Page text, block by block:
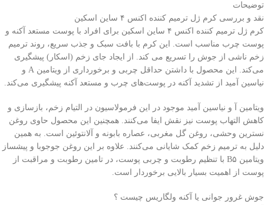
توضیحات
نقد و بررسی کرم ژل ترمیم کننده اکنس ۴ ساین اسکین
کرم ژل ترمیم کننده اکنس ۴ ساین اسکین برای افراد با پوست مستعد آکنه و
پوست چرب مناسب است. این کرم با بافت سبک و جذب سریع، روند ترمیم
زخم ناشی از جوش را تسریع می کند. از ایجاد جای زخم (اسکار) پیشگیری
می‌کند. این محصول با داشتن حداقل چربی و برخورداری از ویتامین A و
نیاسین آمید از تشدید آکنه در پوست‌های چرب و مستعد آکنه پیشگیری می‌کند.
ویتامین آ و نیاسین آمید موجود در این فرمولاسیون در التیام زخم، بازسازی و
کاهش التهاب پوست نیز نقش ایفا می‌کنند. همچنین این محصول حاوی روغن
نسترین وحشی، روغن گل مغربی، عصاره بابونه و آلانتوئین است. به همین
دلیل به ترمیم زخم کمک شایانی می‌کنند. علاوه بر این روغن جوجوبا و پیشساز
ویتامین B۵ با تنظیم رطوبت و چربی پوست، در تامین رطوبت و مراقبت از
پوست از اهمیت بسیار بالایی برخوردار است.
جوش غرور جوانی یا آکنه ولگاریس چیست ؟